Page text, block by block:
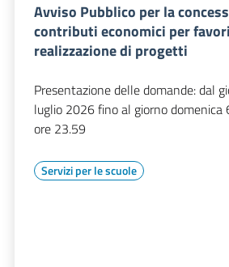
Avviso Pubblico per la
contributi economici per
realizzazione di progetti
Presentazione delle domande: dal
luglio 2026 fino al giorno
ore 23.59
Servizi per le scuole